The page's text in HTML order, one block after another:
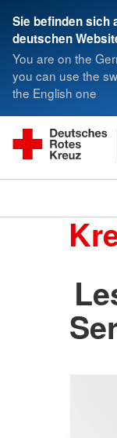
Sie befinden sich
deutschen
You are on the
you can use the
the English one